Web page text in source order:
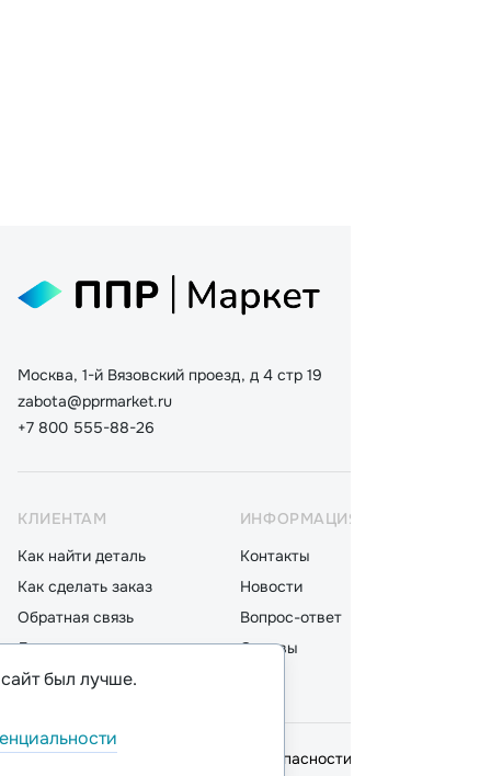
Москва, 1-й Вязовский проезд, д 4 стр 19
zabota@pprmarket.ru
+7 800 555-88-26
КЛИЕНТАМ
Как найти деталь
Как сделать заказ
Обратная связь
Доставка
Оплата
ИНФОРМАЦИЯ
Контакты
Новости
Вопрос-ответ
Отзывы
© 2026,ООО "ППР"
Политика безопасности
был лучше.